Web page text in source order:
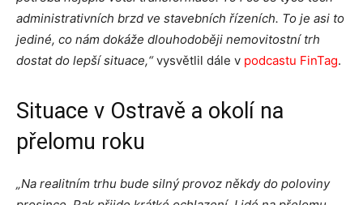
administrativních brzd ve stavebních řízeních. To je asi to
jediné, co nám dokáže dlouhodoběji nemovitostní trh
dostat do lepší situace,“vysvětlil dále v podcastu FinTag.
Situace v Ostravě a okolí na
přelomu roku
„Na realitním trhu bude silný provoz někdy do poloviny